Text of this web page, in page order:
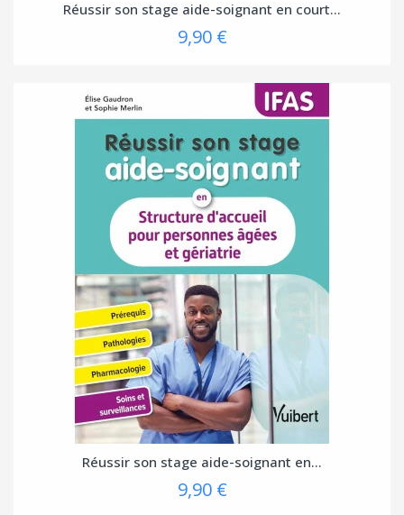
Réussir son stage aide-soignant en court...
9,90 €
Réussir son stage aide-soignant en...
9,90 €